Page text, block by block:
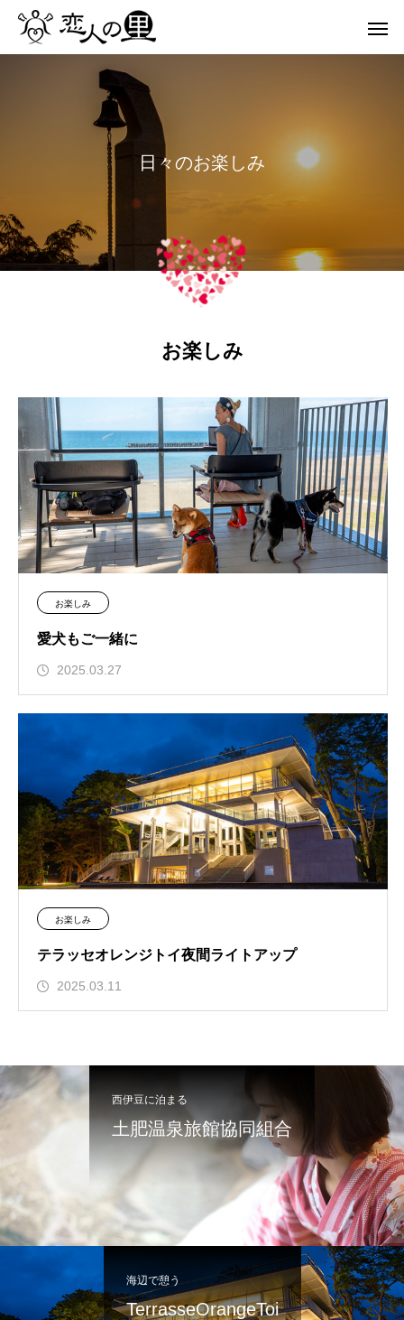
日 々のお楽 しみ
お楽しみ
お楽しみ
愛犬もご一緒に
2025.03.27
お楽しみ
テラッセオレンジトイ夜間ライトアップ
2025.03.11
西伊豆に泊まる
土肥温泉旅館協同組合
海辺で憩う
TerrasseOrangeToi